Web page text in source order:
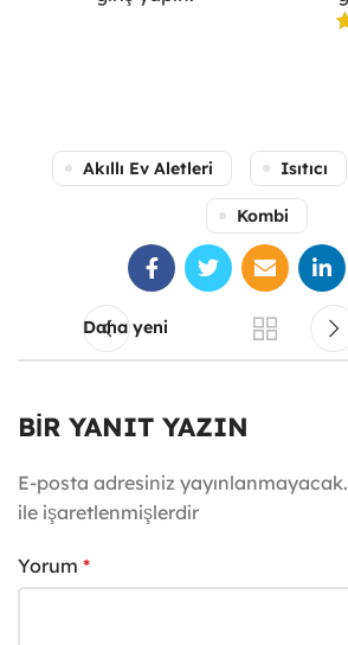
Akıllı Ev Aletleri Isıtıcı
Kombi
Daha yeni
BIR YANIT YAZIN
E-posta adresiniz yayınlanmayacak.
ile işaretlenmişlerdir
Yorum *